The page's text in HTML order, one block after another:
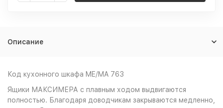
Описание
Код кухонного шкафа ME/MA 763
Ящики МАКСИМЕРА с плавным ходом выдвигаются
полностью. Благодаря доводчикам закрываются медленно,